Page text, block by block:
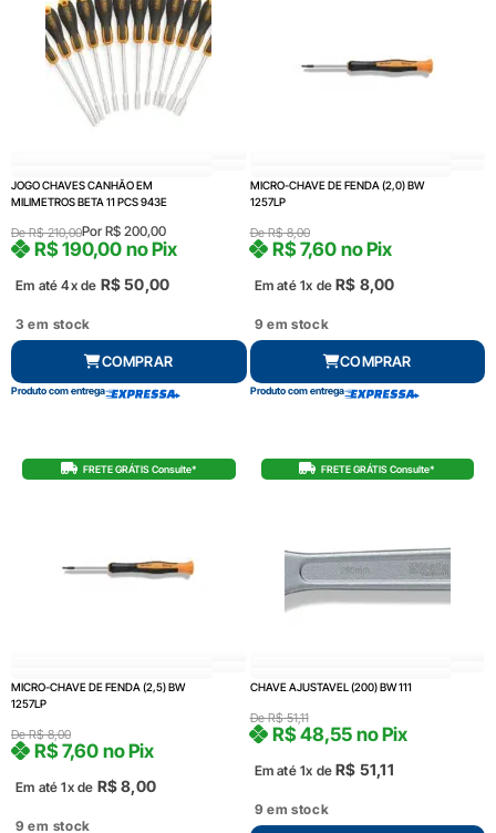
JOGO CHAVES CANHÃO EM
MILIMETROS BETA 11 PCS 943E
DeR$210,00Por R$ 200,00
Em até 4x de R$50,00
R$190,00 no Pix
3 em stock
COMPRAR
Produto com entrega
MICRO-CHAVE DE FENDA (2,0) BW
1257LP
DeR$8,00
Em até 1x deR$ 8,00
R$7,60 no Pix
9 em stock
COMPRAR
Produto com entrega
FRETE GRÁTIS Consulte*
MICRO-CHAVE DE FENDA (2,5) BW
1257LP
DeR$8,00
Em até 1x de R$8,00
R$7,60 no Pix
9 em stock
FRETE GRÁTIS Consulte*
CHAVE AJUSTAVEL (200) BW 111
DeR$51,11
Em até 1x deR$ 51,11
R$48,55 no Pix
9 em stock